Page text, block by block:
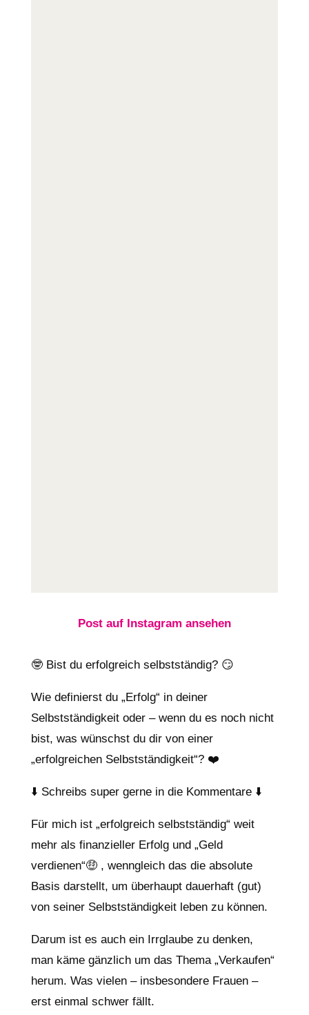
Post auf Instagram ansehen
🤓 Bist du erfolgreich selbstständig? 😏
Wie definierst du „Erfolg“ in deiner
Selbstständigkeit oder – wenn du es noch nicht
bist, was wünschst du dir von einer
„erfolgreichen Selbstständigkeit“? ❤️
⬇️ Schreibs super gerne in die Kommentare ⬇️
Für mich ist „erfolgreich selbstständig“ weit
mehr als finanzieller Erfolg und „Geld
verdienen“🤑 , wenngleich das die absolute
Basis darstellt, um überhaupt dauerhaft (gut)
von seiner Selbstständigkeit leben zu können.
Darum ist es auch ein Irrglaube zu denken,
man käme gänzlich um das Thema „Verkaufen“
herum. Was vielen – insbesondere Frauen –
erst einmal schwer fällt.